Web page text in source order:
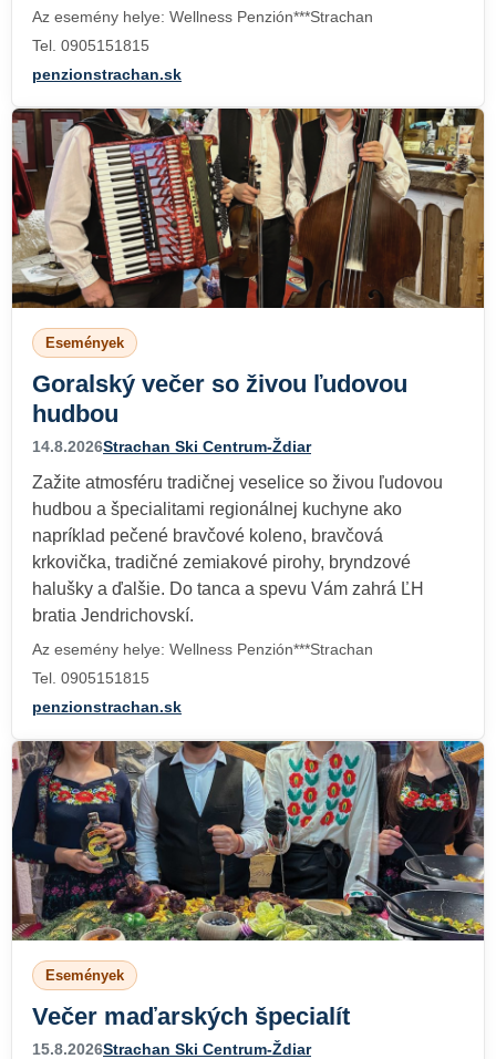
Az esemény helye: Wellness Penzión***Strachan
Tel. 0905151815
penzionstrachan.sk
Események
Goralský večer so živou ľudovou
hudbou
14.8.2026Strachan Ski Centrum-Ždiar
Zažite atmosféru tradičnej veselice so živou ľudovou
hudbou a špecialitami regionálnej kuchyne ako
napríklad pečené bravčové koleno, bravčová
krkovička, tradičné zemiakové pirohy, bryndzové
halušky a ďalšie. Do tanca a spevu Vám zahrá ĽH
bratia Jendrichovskí.
Az esemény helye: Wellness Penzión***Strachan
Tel. 0905151815
penzionstrachan.sk
Események
Večer maďarských špecialít
15.8.2026Strachan Ski Centrum-Ždiar